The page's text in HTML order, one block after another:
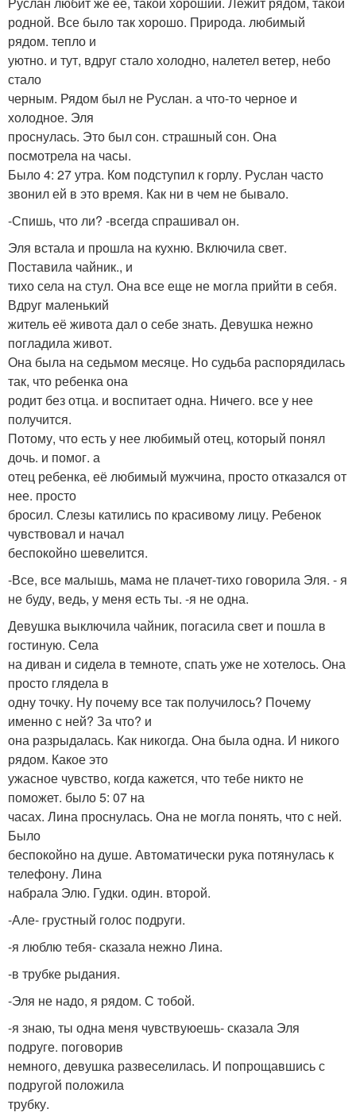
родной. Все было так хорошо. Природа. любимый
рядом. тепло и
уютно. и тут, вдруг стало холодно, налетел ветер, небо
стало
черным. Рядом был не Руслан. а что-то черное и
холодное. Эля
проснулась. Это был сон. страшный сон. Она
посмотрела на часы.
Было 4: 27 утра. Ком подступил к горлу. Руслан часто
звонил ей в это время. Как ни в чем не бывало.
-Спишь, что ли? -всегда спрашивал он.
Эля встала и прошла на кухню. Включила свет.
Поставила чайник., и
тихо села на стул. Она все еще не могла прийти в себя.
Вдруг маленький
житель её живота дал о себе знать. Девушка нежно
погладила живот.
Она была на седьмом месяце. Но судьба распорядилась
так, что ребенка она
родит без отца. и воспитает одна. Ничего. все у нее
получится.
Потому, что есть у нее любимый отец, который понял
дочь. и помог. а
отец ребенка, её любимый мужчина, просто отказался от
нее. просто
бросил. Слезы катились по красивому лицу. Ребенок
чувствовал и начал
беспокойно шевелится.
-Все, все малышь, мама не плачет-тихо говорила Эля. - я
не буду, ведь, у меня есть ты. -я не одна.
Девушка выключила чайник, погасила свет и пошла в
гостиную. Села
на диван и сидела в темноте, спать уже не хотелось. Она
просто глядела в
одну точку. Ну почему все так получилось? Почему
именно с ней? За что? и
она разрыдалась. Как никогда. Она была одна. И никого
рядом. Какое это
ужасное чувство, когда кажется, что тебе никто не
поможет. было 5: 07 на
часах. Лина проснулась. Она не могла понять, что с ней.
Было
беспокойно на душе. Автоматически рука потянулась к
телефону. Лина
набрала Элю. Гудки. один. второй.
-Але- грустный голос подруги.
-я люблю тебя- сказала нежно Лина.
-в трубке рыдания.
-Эля не надо, я рядом. С тобой.
-я знаю, ты одна меня чувствуюешь- сказала Эля
подруге. поговорив
немного, девушка развеселилась. И попрощавшись с
подругой положила
трубку.